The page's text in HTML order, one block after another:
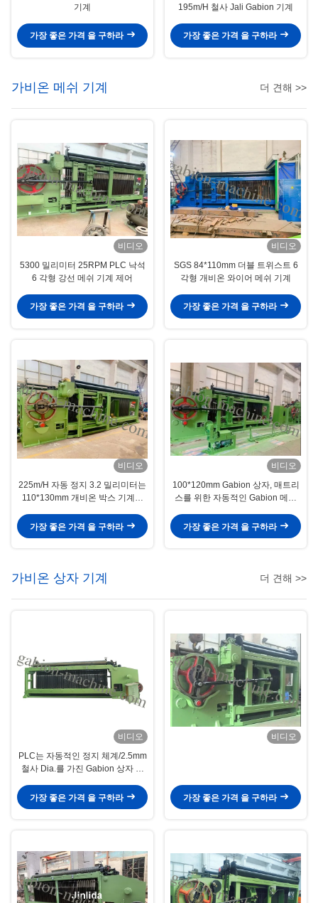
기계
가장 좋은 가격 을 구하라
195m/H 철사 Jali Gabion 기계
가장 좋은 가격 을 구하라
가비온 메쉬 기계 더 견해 >>
비디오
5300 밀리미터 25RPM PLC 낙석
6 각형 강선 메쉬 기계 제어
가장 좋은 가격 을 구하라
비디오
SGS 84*110mm 더블 트위스트 6
각형 개비온 와이어 메쉬 기계
가장 좋은 가격 을 구하라
비디오
225m/H 자동 정지 3.2 밀리미터는
110*130mm 개비온 박스 기계를
가장 좋은 가격 을 구하라
비디오
100*120mm Gabion 상자, 매트리
스를 위한 자동적인 Gabion 메시
가장 좋은 가격 을 구하라
가비온 상자 기계 더 견해 >>
비디오
PLC는 자동적인 정지 체계/2.5mm
철사 Dia.를 가진 Gabion 상자 기
가장 좋은 가격 을 구하라
비디오
가장 좋은 가격 을 구하라